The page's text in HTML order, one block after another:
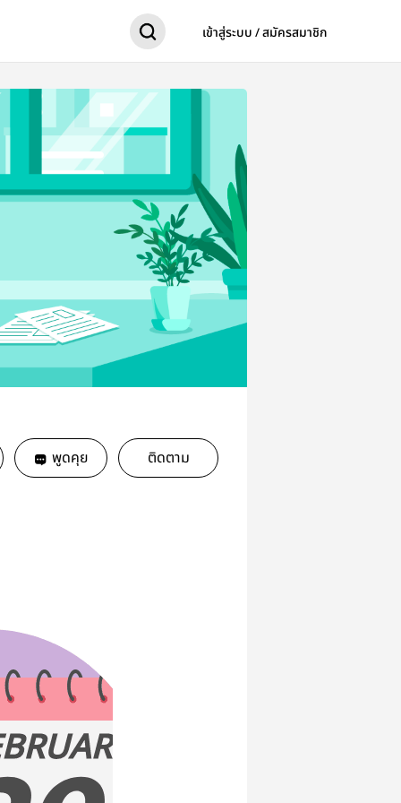
เข้าสู่ระบบ / สมัครสมาชิก
พูดคุย ติดตาม